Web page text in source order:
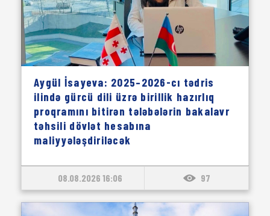
Aygül İsayeva: 2025–2026-cı tədris
ilində gürcü dili üzrə birillik hazırlıq
proqramını bitirən tələbələrin bakalavr
təhsili dövlət hesabına
maliyyələşdiriləcək
08.08.2026 16:06 97